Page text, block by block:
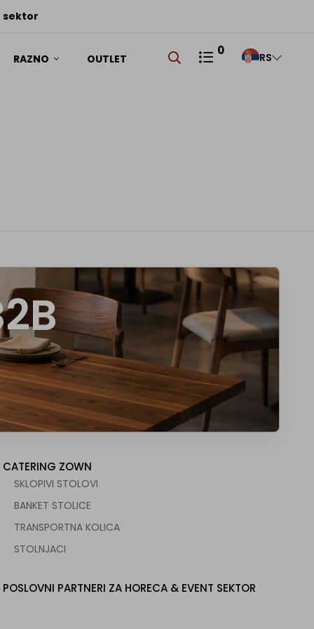
sektor
RAZNO OUTLET
0 RS
CATERING ZOWN
SKLOPIVI STOLOVI
BANKET STOLICE
TRANSPORTNA KOLICA
STOLNJACI
POSLOVNI PARTNERI ZA HORECA & EVENT SEKTOR